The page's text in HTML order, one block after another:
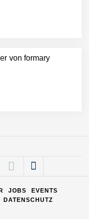
von formary
offen,
Employer
JOBS
EVENTS
DATENSCHUTZ